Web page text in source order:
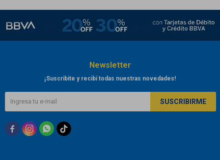
Newsletter
¡Suscribite y recibí todas nuestras novedades!
SUSCRIBIRME
  